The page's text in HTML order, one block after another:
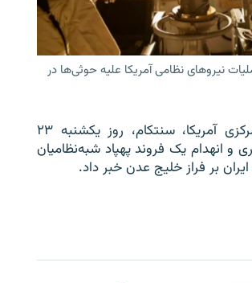
نیروهای نظامی آمریکا علیه حوثی‌ها در
ستاد فرماندهی مرکزی آمریکا، سنتکام، روز یکشنبه ۲۳
و انهدام یک فروند پهپاد شبه‌نظامیان
بر فراز خلیج عدن خبر داد.